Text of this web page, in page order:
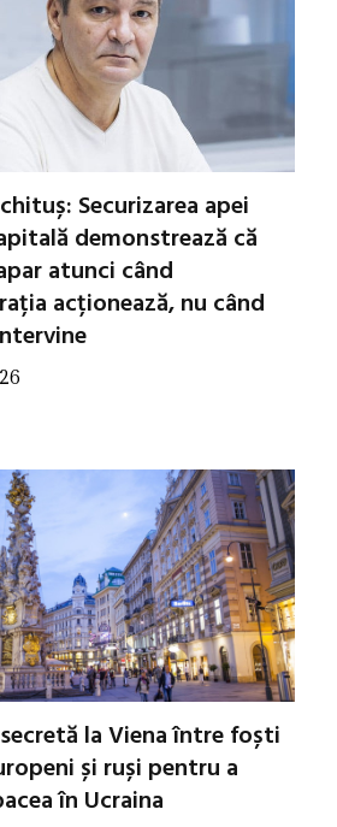
Securizarea apei
demonstrează că
atunci când
acționează, nu când
la Viena între foști
și ruși pentru a
în Ucraina